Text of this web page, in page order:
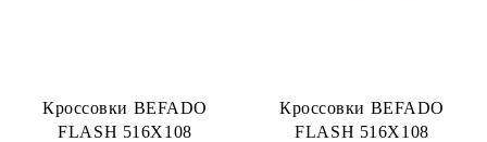
Кроссовки BEFADO
FLASH 516X108
Кроссовки BEFADO
FLASH 516X108